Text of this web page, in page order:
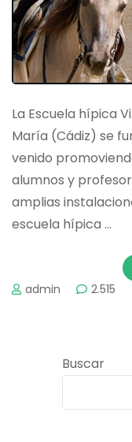
La Escuela hípica
María (Cádiz) se
venido
alumnos y
amplias
escuela hípica …
admin 2.515
Buscar